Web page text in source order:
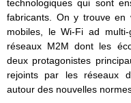
technologiques qui sont
fabricants. On y trouve en
mobiles, le Wi-Fi ad
réseaux M2M dont les
deux protagonistes
rejoints par les réseaux
autour des nouvelles